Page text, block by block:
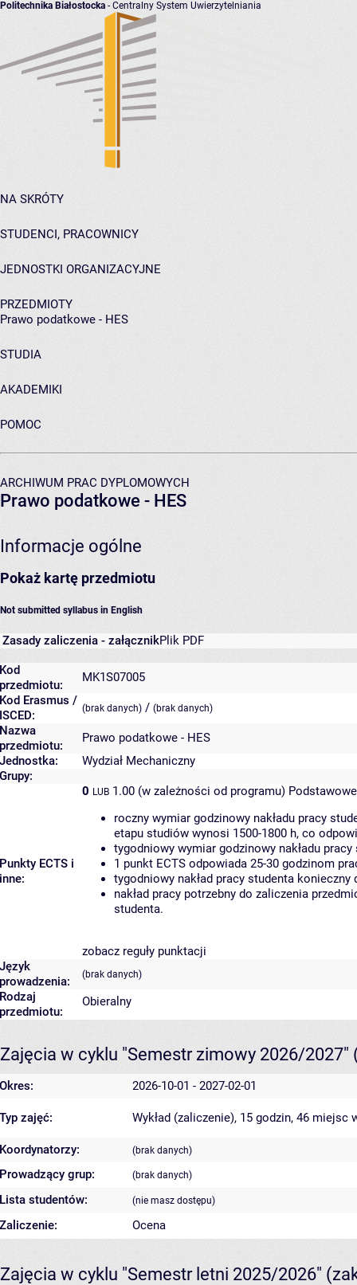
Politechnika Białostocka - Centralny System Uwierzytelniania
NA SKRÓTY
STUDENCI, PRACOWNICY
JEDNOSTKI ORGANIZACYJNE
PRZEDMIOTY
Prawo podatkowe - HES
STUDIA
AKADEMIKI
POMOC
ARCHIWUM PRAC DYPLOMOWYCH
Prawo podatkowe - HES
Informacje ogólne
Pokaż kartę przedmiotu
Not submitted syllabus in English
Zasady zaliczenia - załącznikPlik PDF
Kod
przedmiotu:
MK1S07005
Kod Erasmus /
ISCED:
(brak danych) / (brak danych)
Nazwa
przedmiotu:
Prawo podatkowe - HES
Jednostka:
Wydział Mechaniczny
Grupy:
Punkty ECTS i
inne:
0 LUB 1.00 (w zależności od programu)
roczny wymiar godzinowy nakładu pracy
etapu studiów wynosi 1500-1800 h, co
tygodniowy wymiar godzinowy nakładu
1 punkt ECTS odpowiada 25-30 godzinom
tygodniowy nakład pracy studenta
nakład pracy potrzebny do zaliczenia
studenta.
zobacz reguły punktacji
Język
prowadzenia:
(brak danych)
Rodzaj
przedmiotu:
Obieralny
Zajęcia w cyklu "Semestr zimowy 2026/2027"
Okres: 2026-10-01 - 2027-02-01
Typ zajęć: Wykład (zaliczenie), 15 godzin, 46 miejsc
Koordynatorzy: (brak danych)
Prowadzący grup: (brak danych)
Lista studentów: (nie masz dostępu)
Zaliczenie: Ocena
Zajęcia w cyklu "Semestr letni 2025/2026"